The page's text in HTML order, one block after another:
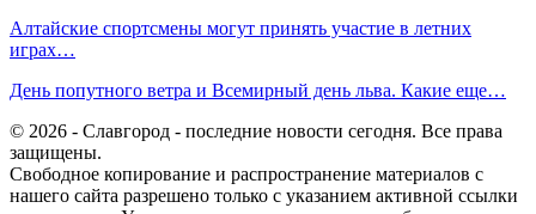
Алтайские спортсмены могут принять участие в летних
играх…
День попутного ветра и Всемирный день льва. Какие еще…
© 2026 - Славгород - последние новости сегодня. Все права
защищены.
Свободное копирование и распространение материалов с
нашего сайта разрешено только с указанием активной ссылки